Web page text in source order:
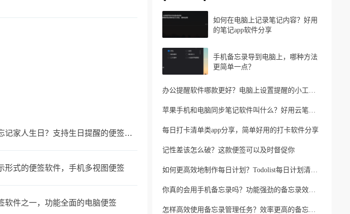
怎么提醒自己不要忘记家人生日？支持生日提醒的便签软件
形式的便签软件，手机多视图便签
软件之一，功能全面的电脑便签
如何在电脑上记录笔记内容？好用
的笔记app软件分享
手机备忘录导到电脑上，哪种方法
更简单一点？
办公提醒软件哪款更好？电脑上设置提醒的小工具推荐
苹果手机和电脑同步笔记软件叫什么？好用云笔记软件分享
每日打卡清单类app分享，简单好用的打卡软件分享
记性差该怎么破？这款便签可以及时督促你
如何更高效地制作每日计划？Todolist每日计划清单制作方法
你真的会用手机备忘录吗？功能强劲的备忘录效率工具
怎样高效使用备忘录管理任务？效率更高的备忘录app